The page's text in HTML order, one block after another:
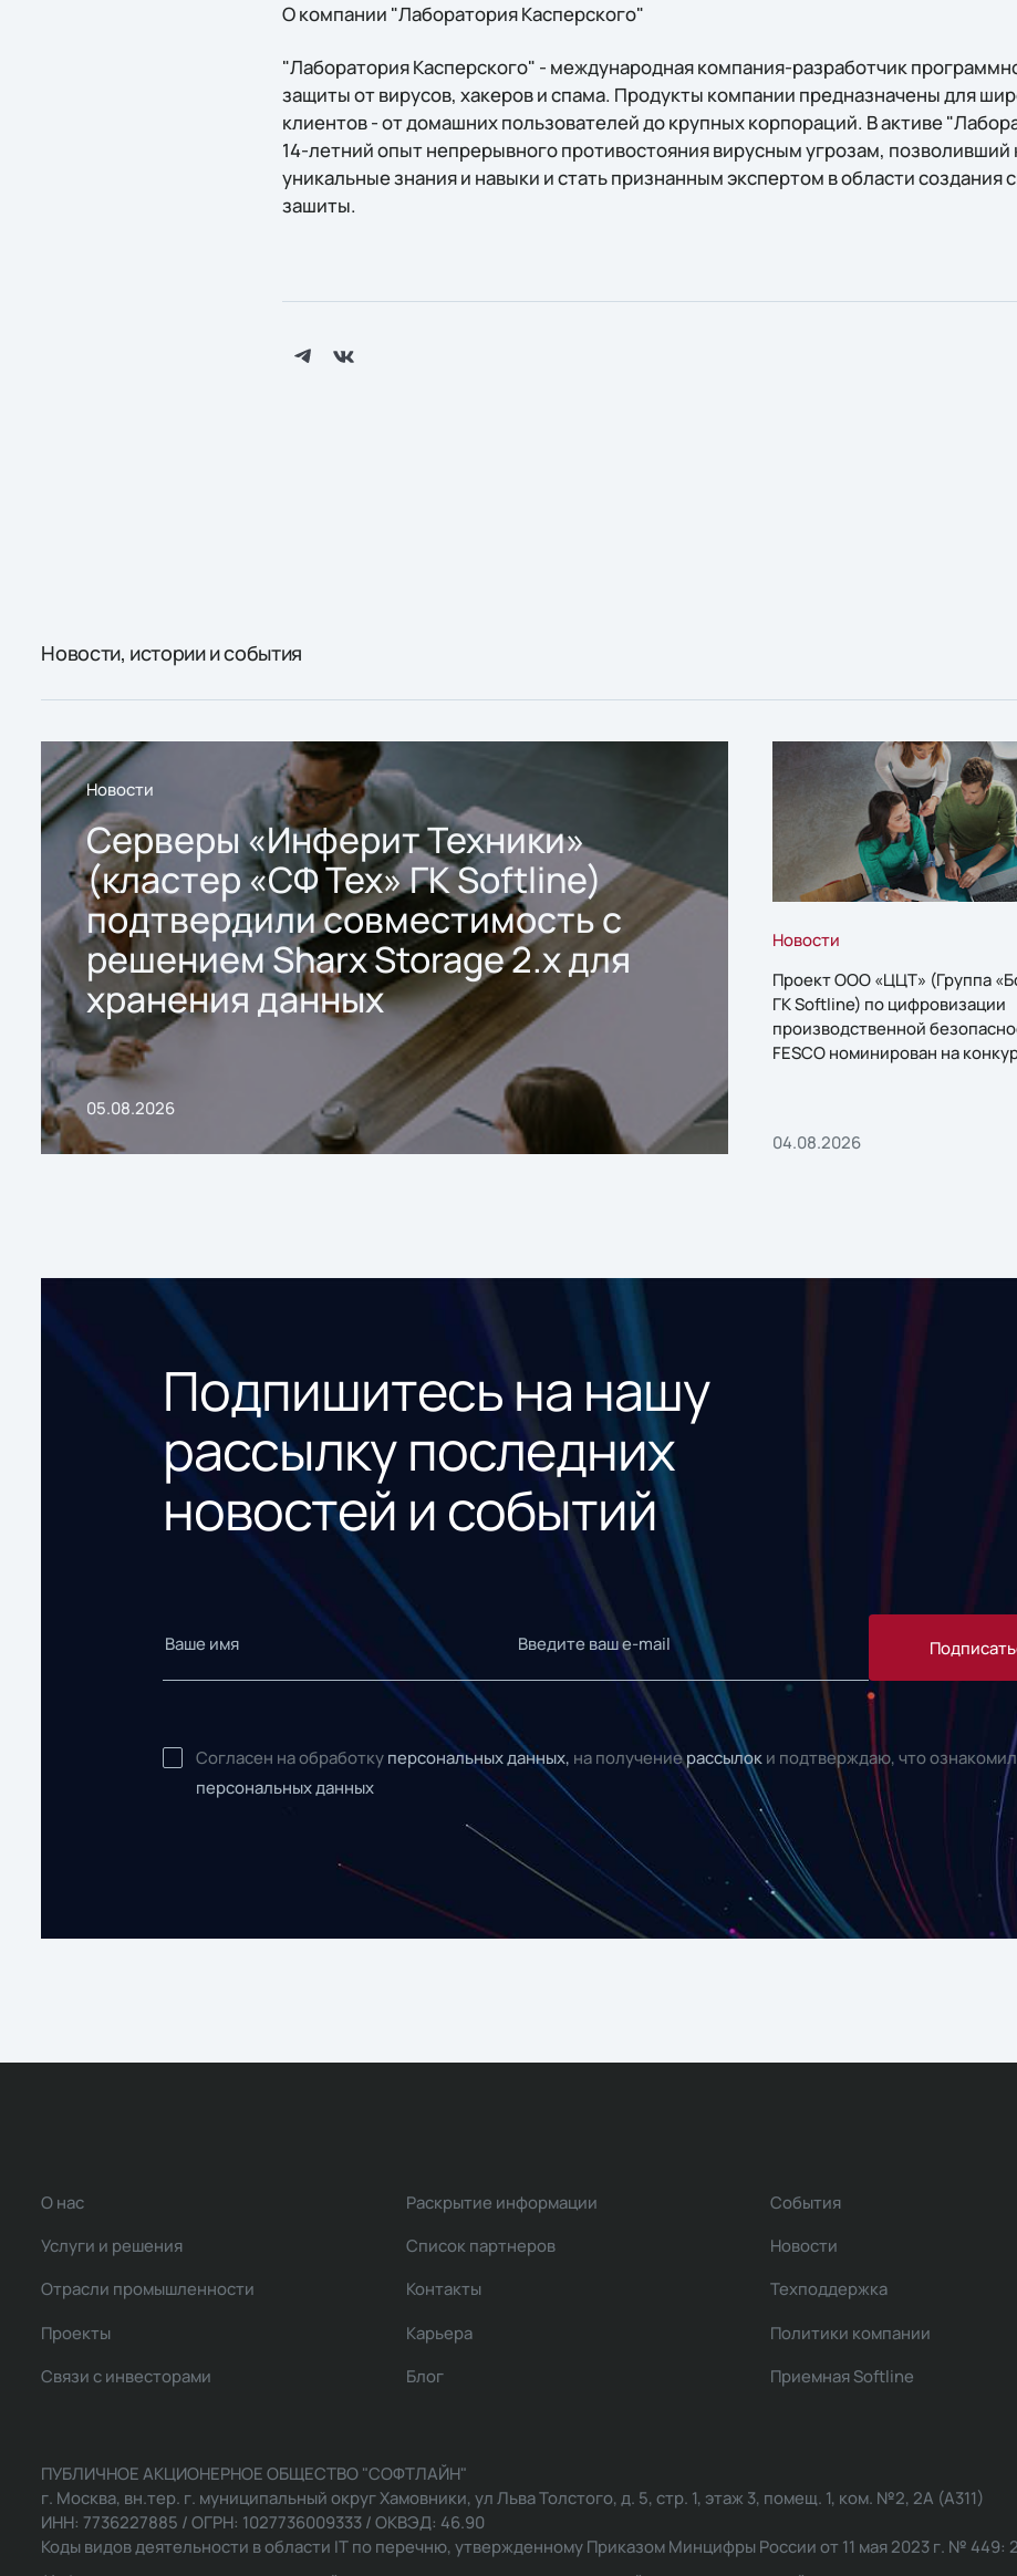
О компании "Лаборатория Касперского"
"Лаборатория Касперского" - международная компания-разработчик
защиты от вирусов, хакеров и спама. Продукты компании предназначены для
клиентов - от домашних пользователей до крупных корпораций. В активе
14-летний опыт непрерывного противостояния вирусным угрозам, позволивший
уникальные знания и навыки и стать признанным экспертом в области создания
зашиты.
Новости, истории и события
Новости
Серверы «Инферит Техники»
(кластер «СФ Тех» ГК Softline)
подтвердили совместимость с
решением Sharx Storage 2.x для
хранения данных
05.08.2026
Новости
Проект ООО «ЦЦТ» (Группа
ГК Softline) по цифровизации
производственной
FESCO номинирован на
04.08.2026
Подпишитесь на нашу
рассылку последних
новостей и событий
Согласен на обработку персональных данных, на получениерассылок и подтверждаю, что
персональных данных
О нас
Услуги и решения
Отрасли промышленности
Проекты
Связи с инвесторами
Раскрытие информации
Список партнеров
Контакты
Карьера
Блог
События
Новости
Техподдержка
Политики компании
Приемная Softline
ПУБЛИЧНОЕ АКЦИОНЕРНОЕ ОБЩЕСТВО "СОФТЛАЙН"
г. Москва, вн.тер. г. муниципальный округ Хамовники, ул Льва Толстого, д. 5, стр. 1, этаж 3, помещ. 1, ком. №2, 2А (А311)
ИНН: 7736227885 / ОГРН: 1027736009333 / ОКВЭД: 46.90
Коды видов деятельности в области IT по перечню, утвержденному Приказом Минцифры России от 11 мая 2023 г. № 449: